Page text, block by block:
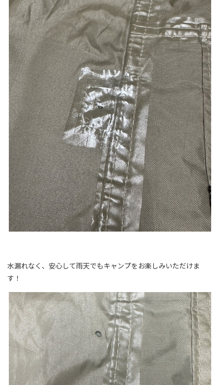
水漏れなく、安心して雨天でもキャンプをお楽しみいただけま
す！